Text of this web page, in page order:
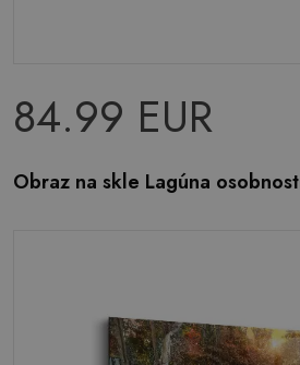
84.99 EUR
Obraz na skle Lagúna